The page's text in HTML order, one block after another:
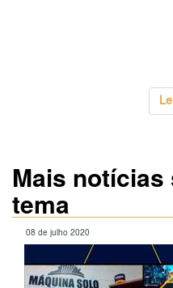
Mais
tema
08 de julho 2020